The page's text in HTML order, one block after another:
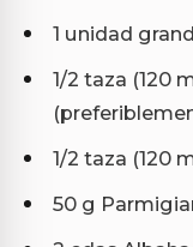
1 unidad
1/2 taza (120
1/2 taza (120
50 g